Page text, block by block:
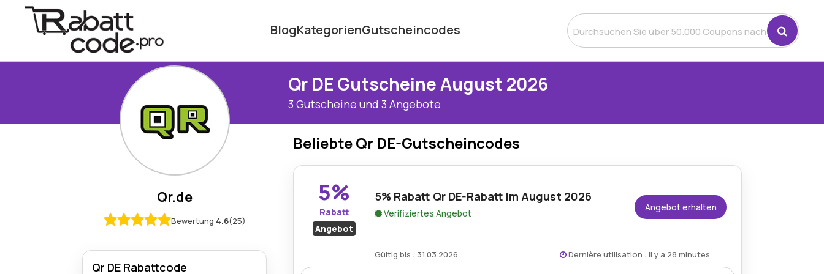
BlogKategorienGutscheincodes
Qr DE Gutscheine August 2026
3 Gutscheine und 3 Angebote
Beliebte Qr DE-Gutscheincodes
5%
Rabatt
Angebot
5% Rabatt Qr DE-Rabatt im August 2026
Verifiziertes Angebot
Angebot erhalten
Gültig bis : 31.03.2026 Dernière utilisation : il y a 28 minutes
Qr.de
Bewertung 4.6(25)
Qr DE Rabattcode